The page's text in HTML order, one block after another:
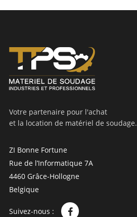
Votre partenaire pour l'achat
et la location de matériel de soudage.
ZI Bonne Fortune
Rue de l’Informatique 7A
4460 Grâce-Hollogne
Belgique
Suivez-nous :